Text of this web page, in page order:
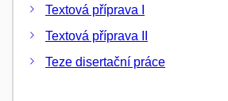
Textová příprava I
Textová příprava II
Teze disertační práce